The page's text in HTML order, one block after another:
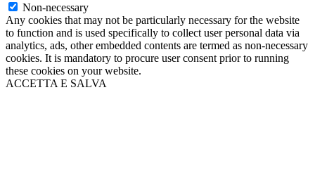
Non-necessary
Any cookies that may not be particularly necessary for the website
to function and is used specifically to collect user personal data via
analytics, ads, other embedded contents are termed as non-necessary
cookies. It is mandatory to procure user consent prior to running
these cookies on your website.
ACCETTA E SALVA